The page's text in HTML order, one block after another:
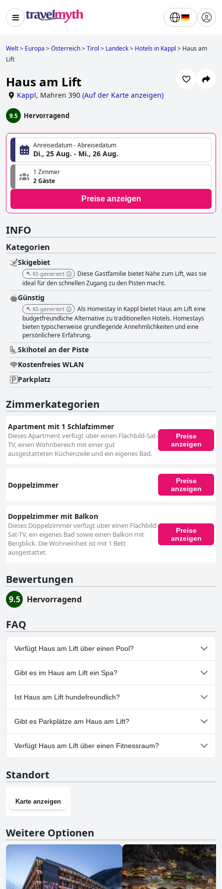
Welt> Europa >Österreich>Tirol > Landeck> Hotels in Kappl > Haus am
Lift
Haus am Lift
Kappl, Mahren 390 (Auf der Karte anzeigen)
9.5 Hervorragend
Anreisedatum - Abreisedatum
Di., 25 Aug. - Mi., 26 Aug.
1 Zimmer
2 Gäste
Preise anzeigen
INFO
Kategorien
Skigebiet
KI-generiert
Diese Gastfamilie bietet Nähe zum Lift, was sie
ideal für den schnellen Zugang zu den Pisten macht.
Günstig
KI-generiert
Als Homestay in Kappl bietet Haus am Lift eine
budgetfreundliche Alternative zu traditionellen Hotels. Homestays
bieten typischerweise grundlegende Annehmlichkeiten und eine
persönlichere Erfahrung.
Skihotel an der Piste
Kostenfreies WLAN
Parkplatz
Zimmerkategorien
Apartment mit 1 Schlafzimmer
Dieses Apartment verfügt über einen Flachbild-Sat-
TV, einen Wohnbereich mit einer gut
ausgestatteten Küchenzeile und ein eigenes Bad.
Preise
anzeigen
Doppelzimmer
Preise
anzeigen
Doppelzimmer mit Balkon
Dieses Doppelzimmer verfügt über einen Flachbild-
Sat-TV, ein eigenes Bad sowie einen Balkon mit
Bergblick. Die Wohneinheit ist mit 1 Bett
ausgestattet.
Preise
anzeigen
Bewertungen
9.5 Hervorragend
FAQ
Verfügt Haus am Lift über einen Pool?
Nein, Haus am Lift hat keinen Pool.
Gibt es im Haus am Lift ein Spa?
Nein, ein Spa ist im Haus am Lift nicht vorhanden.
Ist Haus am Lift hundefreundlich?
Nein, Haus am Lift erlaubt keine Hunde.
Gibt es Parkplätze am Haus am Lift?
Ja, Parkmöglichkeiten sind im Haus am Lift vorhanden.
Verfügt Haus am Lift über einen Fitnessraum?
Standort
Karte anzeigen
Weitere Optionen